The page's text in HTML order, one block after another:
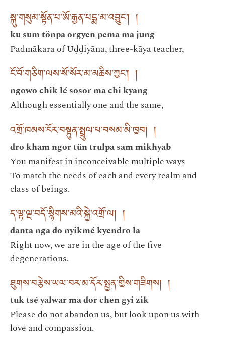
སྐུ་གསུམ་སྟོན་པ་ཨོ་རྒྱན་པདྨ་མ་འབྱུང་། །
ku sum tönpa orgyen pema ma jung
Padmākara of Uḍḍiyāna, three-kāya teacher,
ངོ་བོ་གཅིག་ལས་སོ་སོར་མ་མཆིས་ཀྱང་། །
ngowo chik lé sosor ma chi kyang
Although essentially one and the same,
འགྲོ་ཁམས་ངོར་བསྟུན་སྤྲུལ་པ་བསམ་མི་ཁྱབ། །
dro kham ngor tün trulpa sam mikhyab
You manifest in inconceivable multiple ways
To match the needs of each and every realm and
class of beings.
ད་ལྟ་ལྔ་བདོ་སྙིགས་མའི་སྐྱེ་འགྲོ་ལ། །
danta nga do nyikmé kyendro la
Right now, we are in the age of the five
degenerations.
ཐུགས་བརྩེས་ཡལ་བར་མ་དོར་སྤྱན་གྱིས་གཟིགས། །
tuk tsé yalwar ma dor chen gyi zik
Please do not abandon us, but look upon us with
love and compassion.